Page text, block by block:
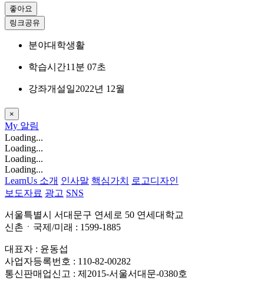
좋아요
링크공유
분야대학생활
학습시간11분 07초
강좌개설일2022년 12월
×
My 알림
Loading...
Loading...
Loading...
Loading...
LearnUs 소개 인사말 핵심가치
로고디자인
보도자료 광고 SNS
서울특별시 서대문구 연세로 50 연세대학교
신촌ㆍ국제/미래 : 1599-1885
대표자 : 윤동섭
사업자등록번호 : 110-82-00282
통신판매업신고 : 제2015-서울서대문-0380호